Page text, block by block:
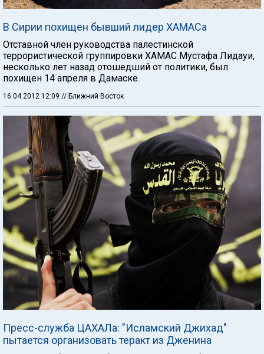
В Сирии похищен бывший лидер ХАМАСа
Отставной член руководства палестинской
террористической группировки ХАМАС Мустафа Лидауи,
несколько лет назад отошедший от политики, был
похищен 14 апреля в Дамаске.
16.04.2012 12:09 // Ближний Восток
Пресс-служба ЦАХАЛа: "Исламский Джихад"
пытается организовать теракт из Дженина